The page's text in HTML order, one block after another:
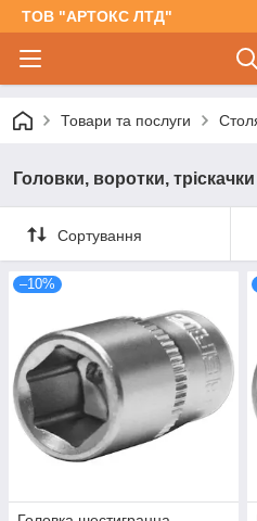
ТОВ "АРТОКС ЛТД"
Товари та послуги
Головки, воротки, тріскачки
Сортування
–10%